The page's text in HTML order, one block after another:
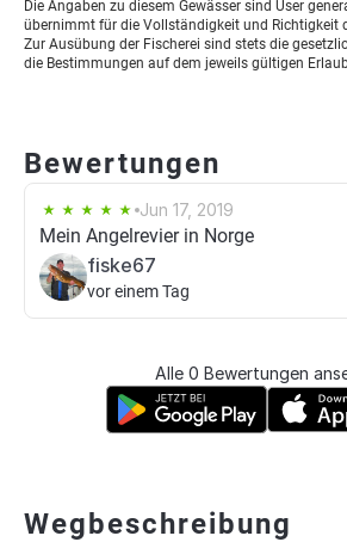
Die Angaben zu diesem Gewässer sind User
übernimmt für die Vollständigkeit und Richtigkeit
Zur Ausübung der Fischerei sind stets die
die Bestimmungen auf dem jeweils gültigen
Bewertungen
Jun 17, 2019
Mein Angelrevier in Norge
fiske67
vor einem Tag
Alle 0 Bewertungen
Wegbeschreibung